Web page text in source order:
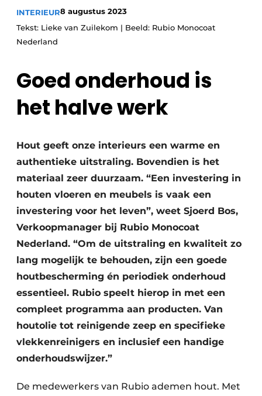
INTERIEUR8 augustus 2023
Tekst: Lieke van Zuilekom | Beeld: Rubio Monocoat
Nederland
Goed onderhoud is
het halve werk
Hout geeft onze interieurs een warme en
authentieke uitstraling. Bovendien is het
materiaal zeer duurzaam. “Een investering in
houten vloeren en meubels is vaak een
investering voor het leven”, weet Sjoerd Bos,
Verkoopmanager bij Rubio Monocoat
Nederland. “Om de uitstraling en kwaliteit zo
lang mogelijk te behouden, zijn een goede
houtbescherming én periodiek onderhoud
essentieel. Rubio speelt hierop in met een
compleet programma aan producten. Van
houtolie tot reinigende zeep en specifieke
vlekkenreinigers en inclusief een handige
onderhoudswijzer.”
De medewerkers van Rubio ademen hout. Met